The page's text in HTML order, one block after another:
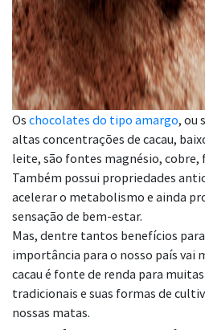
Os chocolates do tipo amargo, ou
altas concentrações de cacau,
leite, são fontes magnésio, cobre,
Também possui propriedades
acelerar o metabolismo e ainda
sensação de bem-estar.
Mas, dentre tantos benefícios para
importância para o nosso país vai
cacau é fonte de renda para
tradicionais e suas formas de
nossas matas.